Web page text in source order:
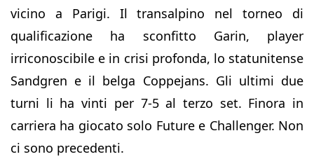
vicino a Parigi. Il transalpino nel torneo di
qualificazione ha sconfitto Garin, player
irriconoscibile e in crisi profonda, lo statunitense
Sandgren e il belga Coppejans. Gli ultimi due
turni li ha vinti per 7-5 al terzo set. Finora in
carriera ha giocato solo Future e Challenger. Non
ci sono precedenti.